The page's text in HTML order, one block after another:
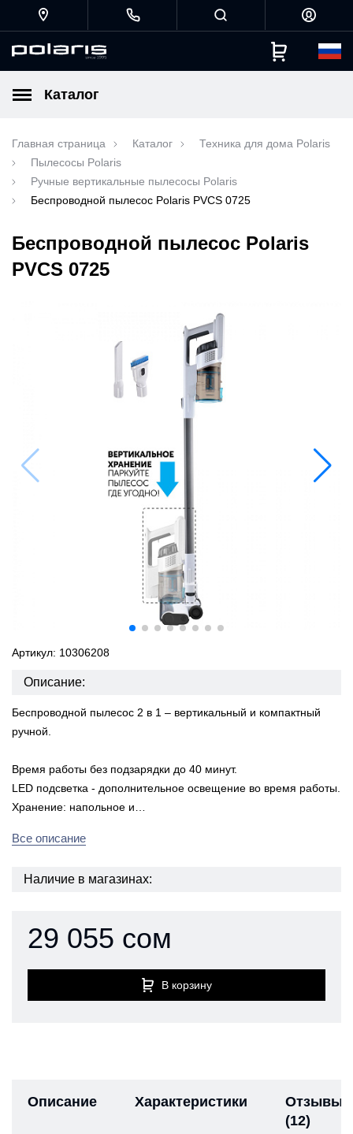
Каталог
Главная страница Каталог
Техника для дома Polaris
Пылесосы Polaris
Ручные вертикальные пылесосы Polaris
Беспроводной пылесос Polaris PVCS 0725
Беспроводной пылесос Polaris
PVCS 0725
Артикул: 10306208
Описание:
Беспроводной пылесос 2 в 1 – вертикальный и компактный
ручной.
Время работы без подзарядки до 40 минут.
LED подсветка - дополнительное освещение во время работы.
Хранение: напольное и…
Все описание
Наличие в магазинах:
29 055 сом
В корзину
Описание Характеристики
Отзывы
(12)